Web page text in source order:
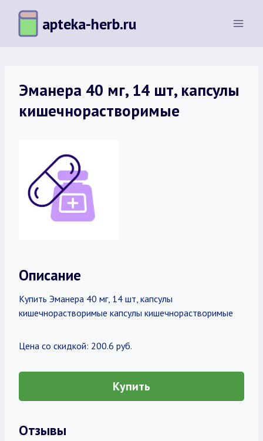
Перейти
содержимому
apteka-herb.ru
Эманера 40 мг, 14 шт, капсулы
кишечнорастворимые
Описание
Купить Эманера 40 мг, 14 шт, капсулы
кишечнорастворимые капсулы кишечнорастворимые
Цена со скидкой: 200.6 руб.
Купить
Отзывы